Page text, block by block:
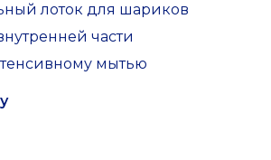
лоток для шариков
части
мытью